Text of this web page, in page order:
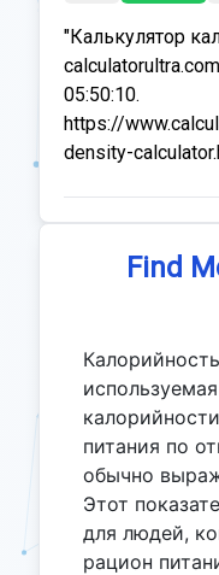
"Калькулятор
05:50:10.
https://
density-
Find
питания по
обычно
Этот
для людей,
рацион